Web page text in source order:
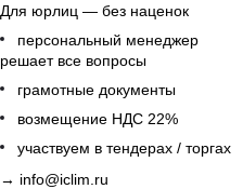
Для юрлиц — без наценок
персональный менеджер
решает все вопросы
грамотные документы
возмещение НДС 22%
участвуем в тендерах / торгах
→ info@iclim.ru